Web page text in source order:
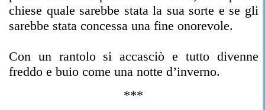
chiese quale sarebbe stata la sua sorte e se gli
sarebbe stata concessa una fine onorevole.
Con un rantolo si accasciò e tutto divenne
freddo e buio come una notte d’inverno.
***